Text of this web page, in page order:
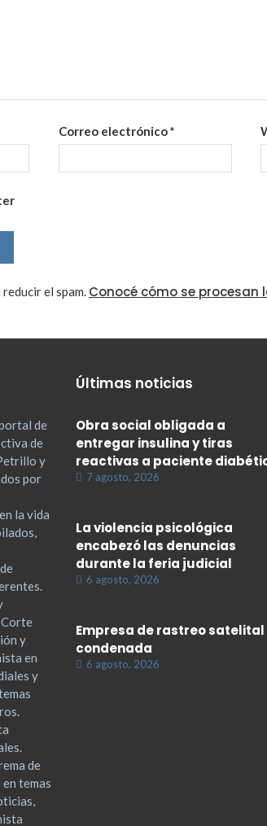
Correo electrónico*
el spam. Conocé cómo se procesan
de
de
y
por
la vida
y
en
y
de
temas
Últimas noticias
Obra social obligada a
entregar insulina y tiras
reactivas a paciente
7 agosto, 2026
La violencia psicológica
encabezó las denuncias
durante la feria judicial
6 agosto, 2026
Empresa de rastreo satelital
condenada
6 agosto, 2026